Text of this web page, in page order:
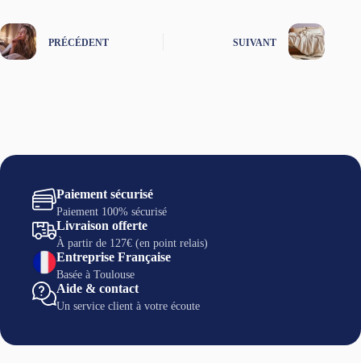
PRÉCÉDENT SUIVANT
Paiement sécurisé
Paiement 100% sécurisé
Livraison offerte
À partir de 127€ (en point relais)
Entreprise Française
Basée à Toulouse
Aide & contact
Un service client à votre écoute